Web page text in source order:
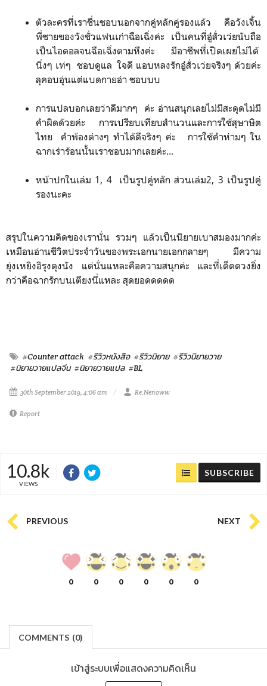
ตัวละครที่เราชื่นชอบนอกจากคู่หลักคู่รองแล้ว​ คือวังเจิ้น​
พี่ชายของวังชั่ว​แฟนเก่าฉือเฉิ่งค่ะ​ เป็นคนที่อู๋สั่วเว่ยนับถือ
เป็นไอดอล​จนฉือเฉิ่งตามหึงค่ะ​ มีอาชีพที่เปิดเผย​ไม่ได้​
นิ่งๆ​ เท่ๆ​ ชอบดูแล​ ใจดี แอบหลงรักอู๋สั่วเว่ยจริงๆ​ ด้วยค่ะ​
ลุคอบอุ่นแต่แบดกายอ่า​ ชอบบบ
การแปลบอกเลยว่าดีมากๆ​ ค่ะ​ อ่านสนุกเลย​ไม่มีสะดุด​ไม่มี
คำผิดด้วยค่ะ​ การเปรียบเทียบสำนวนและการใช้สุษาษิต
ไทย​ คำพ้องต่างๆ​ ทำได้ดีจริงๆ​ ค่ะ​ การใช้คำห่ามๆ​ ใน
ฉากเร่าร้อนนั้นเราชอบมากเลยค่ะ​...
หน้าปกในเล่ม​ 1, 4 เป็นรูปคู่หลัก​ ส่วนเล่ม2, 3 เป็นรูปคู่
รองนะคะ
สรุปในความคิดของเรานั่น​ รวมๆ​ แล้วเป็นนิยายเบาสมองมากค่ะ​
เหมือนอ่านชีวิตประจำวันของพระเอกนายเอกกลายๆ ​มีความ
ยุ่งเหยิง​อิรุงตุงนัง​ แต่นั่นแหละคือความสนุกค่ะ​ และที่เด็ดดวงยิ่ง
กว่าคือฉากรักบนเตียงนี่แหละ ​สุดยอดดดดด​
#Counter attack #รีวิวหนังสือ #รีวิวนิยาย #รีวิวนิยายวาย
#นิยายวายแปลจีน #นิยายวายแปล #BL
30th September 2019, 4:06 am Re.Nenoww
Report
10.8k
VIEWS
SUBSCRIBE
PREVIOUS NEXT
0 0 0 0 0 0
COMMENTS (0)
เข้าสู่ระบบเพื่อแสดงความคิดเห็น